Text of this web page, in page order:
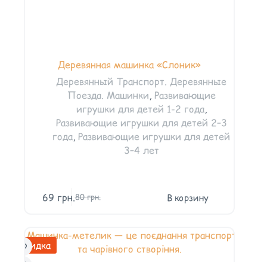
Деревянная машинка «Слоник»
Деревянный Транспорт. Деревянные
Поезда. Машинки, Развивающие
игрушки для детей 1-2 года,
Развивающие игрушки для детей 2–3
года, Развивающие игрушки для детей
3–4 лет
80грн.
69 грн. В корзину
Скидка